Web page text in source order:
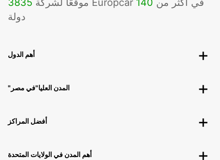
3835 موقعًا لشركة Europcar في أكثر من 140
دولة
أهم الدول
"المدن العليا"في مصر
أفضل المراكز
أهم المدن في الولايات المتحدة